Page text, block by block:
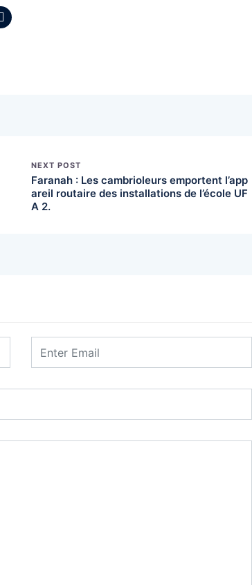
NEXT POST
Faranah : Les cambrioleurs emportent l’app
areil routaire des installations de l’école UF
A 2.